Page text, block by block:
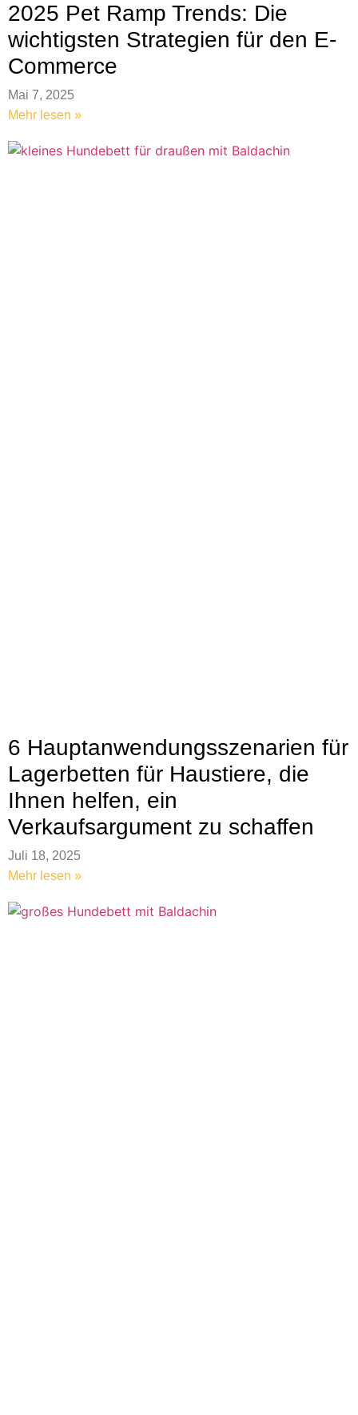
2025 Pet Ramp Trends: Die
wichtigsten Strategien für den E-
Commerce
Mai 7, 2025
Mehr lesen »
6 Hauptanwendungsszenarien für
Lagerbetten für Haustiere, die
Ihnen helfen, ein
Verkaufsargument zu schaffen
Juli 18, 2025
Mehr lesen »